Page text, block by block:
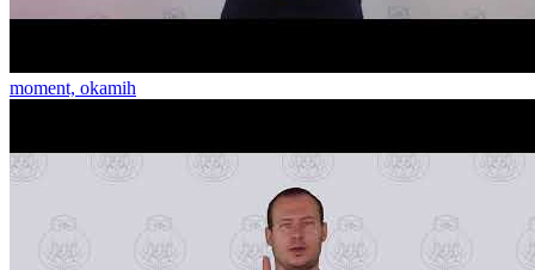
moment, okamih